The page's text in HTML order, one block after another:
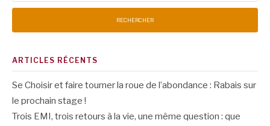
ARTICLES RÉCENTS
Se Choisir et faire tourner la roue de l’abondance : Rabais sur
le prochain stage !
Trois EMI, trois retours à la vie, une même question : que